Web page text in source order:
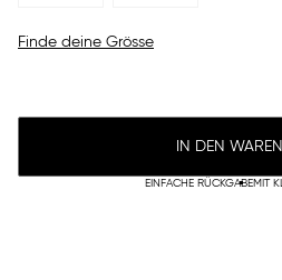
Finde deine Grösse
IN DEN
EINFACHE RÜCKGABEMIT